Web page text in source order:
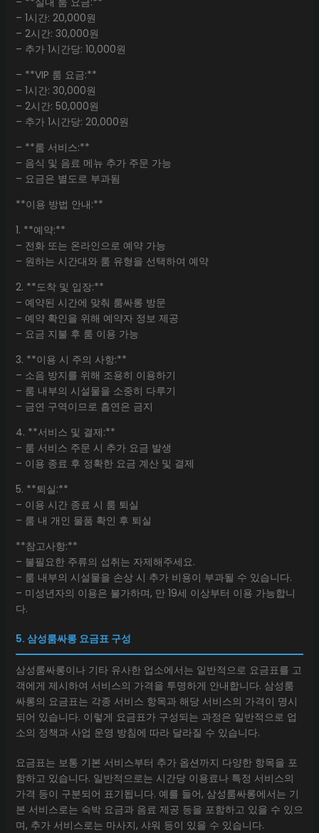
– 1시간: 20,000원
– 2시간: 30,000원
– 추가 1시간당: 10,000원
– **VIP 룸 요금:**
– 1시간: 30,000원
– 2시간: 50,000원
– 추가 1시간당: 20,000원
– **룸 서비스:**
– 음식 및 음료 메뉴 추가 주문 가능
– 요금은 별도로 부과됨
**이용 방법 안내:**
1. **예약:**
– 전화 또는 온라인으로 예약 가능
– 원하는 시간대와 룸 유형을 선택하여 예약
2. **도착 및 입장:**
– 예약된 시간에 맞춰 룸싸롱 방문
– 예약 확인을 위해 예약자 정보 제공
– 요금 지불 후 룸 이용 가능
3. **이용 시 주의 사항:**
– 소음 방지를 위해 조용히 이용하기
– 룸 내부의 시설물을 소중히 다루기
– 금연 구역이므로 흡연은 금지
4. **서비스 및 결제:**
– 룸 서비스 주문 시 추가 요금 발생
– 이용 종료 후 정확한 요금 계산 및 결제
5. **퇴실:**
– 이용 시간 종료 시 룸 퇴실
– 룸 내 개인 물품 확인 후 퇴실
**참고사항:**
– 불필요한 주류의 섭취는 자제해주세요.
– 룸 내부의 시설물을 손상 시 추가 비용이 부과될 수 있습니다.
– 미성년자의 이용은 불가하며, 만 19세 이상부터 이용 가능합니
다.
5. 삼성룸싸롱 요금표 구성
삼성룸싸롱이나 기타 유사한 업소에서는 일반적으로 요금표를 고
객에게 제시하여 서비스의 가격을 투명하게 안내합니다. 삼성룸
싸롱의 요금표는 각종 서비스 항목과 해당 서비스의 가격이 명시
되어 있습니다. 이렇게 요금표가 구성되는 과정은 일반적으로 업
소의 정책과 사업 운영 방침에 따라 달라질 수 있습니다.
요금표는 보통 기본 서비스부터 추가 옵션까지 다양한 항목을 포
함하고 있습니다. 일반적으로는 시간당 이용료나 특정 서비스의
가격 등이 구분되어 표기됩니다. 예를 들어, 삼성룸싸롱에서는 기
본 서비스로는 숙박 요금과 음료 제공 등을 포함하고 있을 수 있으
며, 추가 서비스로는 마사지, 샤워 등이 있을 수 있습니다.